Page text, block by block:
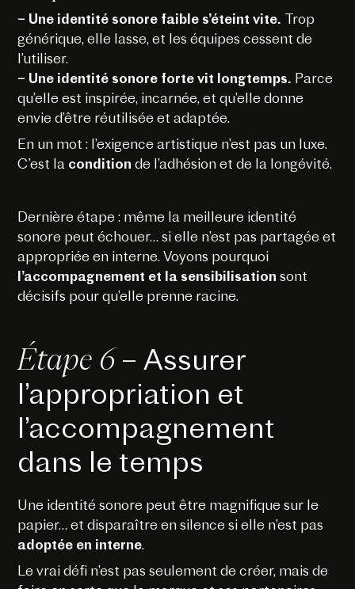
– Une identité sonore faible s’éteint vite. Trop
générique, elle lasse, et les équipes cessent de
l’utiliser.
– Une identité sonore forte vit longtemps. Parce
qu’elle est inspirée, incarnée, et qu’elle donne
envie d’être réutilisée et adaptée.
En un mot : l’exigence artistique n’est pas un luxe.
C’est la condition de l’adhésion et de la longévité.
Dernière étape : même la meilleure identité
sonore peut échouer… si elle n’est pas partagée et
appropriée en interne. Voyons pourquoi
l’accompagnement et la sensibilisation sont
décisifs pour qu’elle prenne racine.
Étape 6 – Assurer
l’appropriation et
l’accompagnement
dans le temps
Une identité sonore peut être magnifique sur le
papier… et disparaître en silence si elle n’est pas
adoptée en interne.
Le vrai défi n’est pas seulement de créer, mais de